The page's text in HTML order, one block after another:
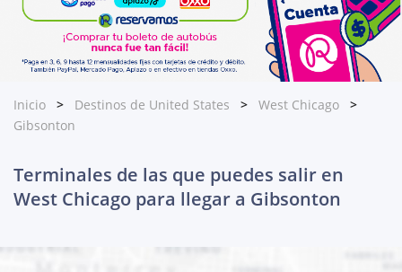
Inicio Destinos de United States
West Chicago
Gibsonton
Terminales de las que puedes salir en
West Chicago para llegar a Gibsonton